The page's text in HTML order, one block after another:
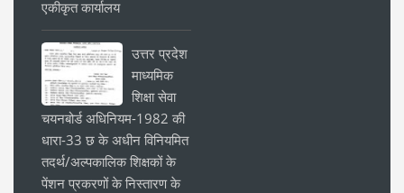
एकीकृत कार्यालय
उत्तर प्रदेश
माध्यमिक
शिक्षा सेवा
चयनबोर्ड अधिनियम-1982 की
धारा-33 छ के अधीन विनियमित
तदर्थ/अल्पकालिक शिक्षकों के
पेंशन प्रकरणों के निस्तारण के